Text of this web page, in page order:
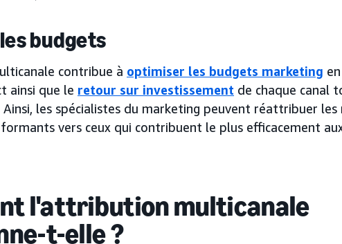
budgets
contribue à optimiser les budgets marketing
ainsi que le retour sur investissement de chaque canal
les spécialistes du marketing peuvent réattribuer les
vers ceux qui contribuent le plus efficacement
l'attribution multicanale
t-elle ?